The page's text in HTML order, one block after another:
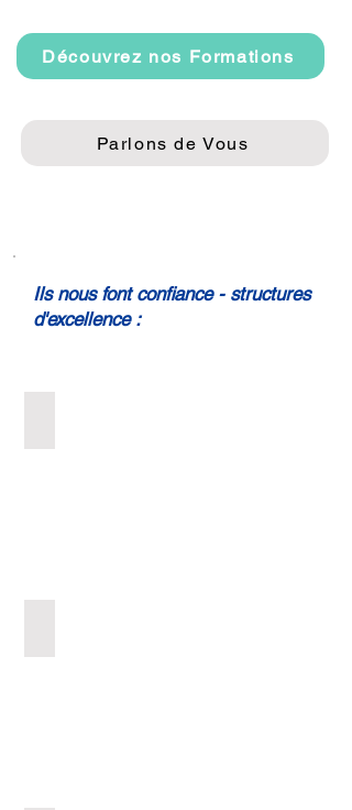
Découvrez nos Formations
Parlons de Vous
Ils nous font confiance - structures
d'excellence :